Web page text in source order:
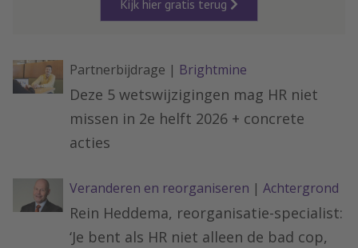
Kijk hier gratis terug
Partnerbijdrage | Brightmine
Deze 5 wetswijzigingen mag HR niet
missen in 2e helft 2026 + concrete
acties
Veranderen en reorganiseren | Achtergrond
Rein Heddema, reorganisatie-specialist:
‘Je bent als HR niet alleen de bad cop,